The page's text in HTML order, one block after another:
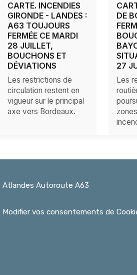
CARTE. INCENDIES
GIRONDE - LANDES :
A63 TOUJOURS
FERMÉE CE MARDI
28 JUILLET,
BOUCHONS ET
DÉVIATIONS
Les restrictions de
circulation restent en
vigueur sur le principal
axe vers Bordeaux.
DE
27
Les
Atlandes Autoroute A63
Modifier vos consentements de